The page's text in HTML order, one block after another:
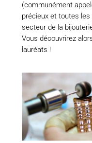
(communément
précieux et toutes les
secteur de la
Vous découvrirez
lauréats !